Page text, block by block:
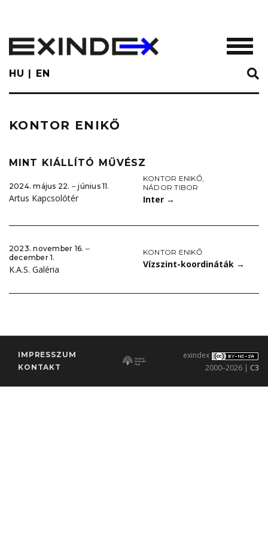
main
content
HU EN
KONTOR ENIKŐ
MINT KIÁLLÍTÓ MŰVÉSZ
2024. május 22. ‒ június 11.
Artus Kapcsolótér
KONTOR ENIKŐ,
NÁDOR TIBOR
Inter →
2023. november 16. ‒
december 1.
K.A.S. Galéria
KONTOR ENIKŐ
Vízszint-koordináták →
IMPRESSZUM
KONTAKT
exindex
2000–2026 | C3